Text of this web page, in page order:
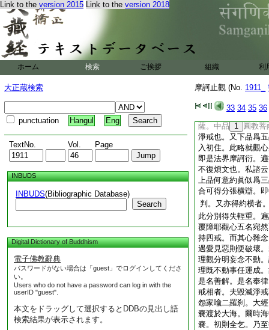
Link to the version 2015 Link to the version 2018
ホーム 検索 ご挨拶 組織 利
大正蔵検索
punctuation Hangul Eng
TextNo. Vol. Page
INBUDS
INBUDS(Bibliographic Database)
Search
Digital Dictionary of Buddhism
電子佛教辭典
パスワードがない場合は「guest」でログインしてくださ
い。
Users who do not have a password can log in with the
userID "guest".
本文をドラッグして選択するとDDBの見出し語
検索結果が表示されます。
摩訶止觀 (No. 1911_
33 34 35 36
差。又知持事戒有
得人報。下品得修
退人。犯下退修羅
輕者入餓鬼道。次
又持理戒空假中三
三品者。下品爲聲
通教菩薩。退則傳
爲三藏菩薩。中品
爲別教菩薩。即中
薩。中品
1
圓教
淨戒也。又下品爲
入初住。此略就觀
即是法界摩訶衍。
不復煩文也。私諮
上品何意約眞似爲
合可得分張横辯。
判。又亦得約横者
此分別得失輕重。
覆障耶觀心五名宛
持四戒。而其心雜
遇愛見惡則便破壞
理觀分明妄念不動
理既不動事任運成
是名善解。是名奉
戒相者。夫毀滅淨
怨家喩二羅刹。大
嚢渡於大海。爾時
嚢。初則全乞。乃